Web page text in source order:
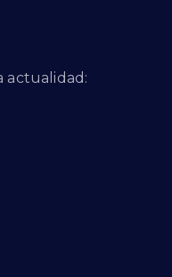
actualidad: